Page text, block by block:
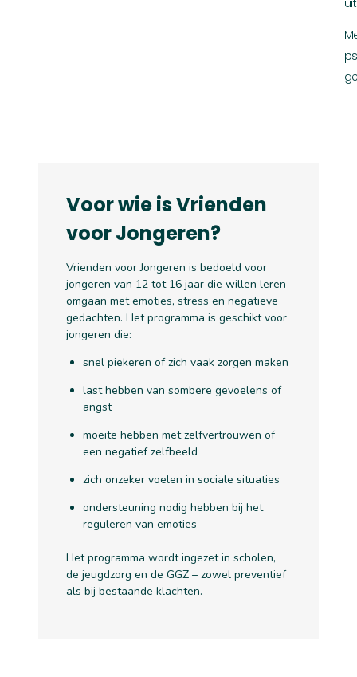
Voor wie is Vrienden
voor Jongeren?
Vrienden voor Jongeren is bedoeld voor
jongeren van 12 tot 16 jaar die willen leren
omgaan met emoties, stress en negatieve
gedachten. Het programma is geschikt voor
jongeren die:
snel piekeren of zich vaak zorgen maken
last hebben van sombere gevoelens of
angst
moeite hebben met zelfvertrouwen of
een negatief zelfbeeld
zich onzeker voelen in sociale situaties
ondersteuning nodig hebben bij het
reguleren van emoties
Het programma wordt ingezet in scholen,
de jeugdzorg en de GGZ – zowel preventief
als bij bestaande klachten.